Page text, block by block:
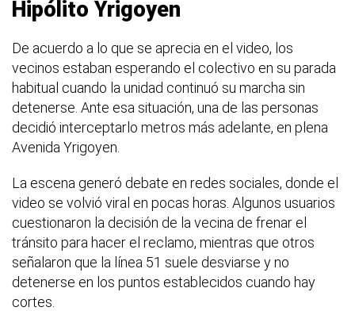
Hipólito Yrigoyen
De acuerdo a lo que se aprecia en el video, los
vecinos estaban esperando el colectivo en su parada
habitual cuando la unidad continuó su marcha sin
detenerse. Ante esa situación, una de las personas
decidió interceptarlo metros más adelante, en plena
Avenida Yrigoyen.
La escena generó debate en redes sociales, donde el
video se volvió viral en pocas horas. Algunos usuarios
cuestionaron la decisión de la vecina de frenar el
tránsito para hacer el reclamo, mientras que otros
señalaron que la línea 51 suele desviarse y no
detenerse en los puntos establecidos cuando hay
cortes.